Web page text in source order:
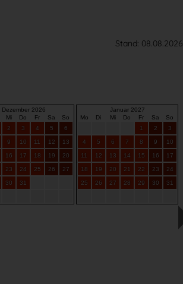
Stand: 08.08.2026